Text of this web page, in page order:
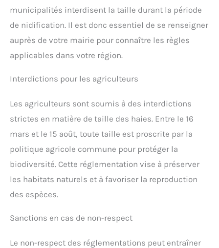
municipalités interdisent la taille durant la période
de nidification. Il est donc essentiel de se renseigner
auprès de votre mairie pour connaître les règles
applicables dans votre région.
Interdictions pour les agriculteurs
Les agriculteurs sont soumis à des interdictions
strictes en matière de taille des haies. Entre le 16
mars et le 15 août, toute taille est proscrite par la
politique agricole commune pour protéger la
biodiversité. Cette réglementation vise à préserver
les habitats naturels et à favoriser la reproduction
des espèces.
Sanctions en cas de non-respect
Le non-respect des réglementations peut entraîner